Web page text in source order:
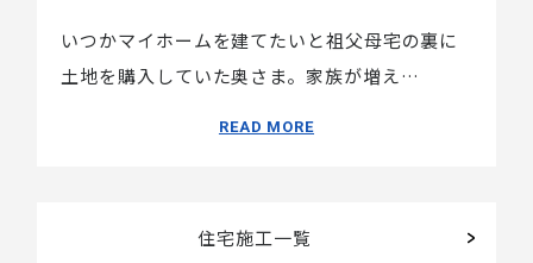
いつかマイホームを建てたいと祖父母宅の裏に
土地を購入していた奥さま。家族が増え…
住宅施工一覧